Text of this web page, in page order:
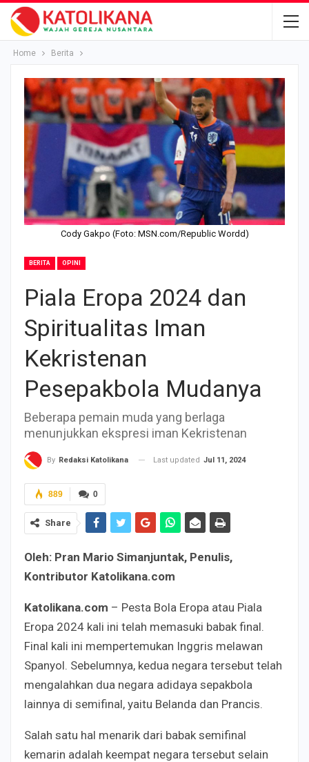
Home Berita
Cody Gakpo (Foto: MSN.com/Republic Wordd)
BERITA OPINI
Piala Eropa 2024 dan
Spiritualitas Iman
Kekristenan
Pesepakbola Mudanya
Beberapa pemain muda yang berlaga
menunjukkan ekspresi iman Kekristenan
By Redaksi Katolikana Last updated Jul 11, 2024
0
889
Share
Oleh: Pran Mario Simanjuntak, Penulis,
Kontributor Katolikana.com
Katolikana.com – Pesta Bola Eropa atau Piala
Eropa 2024 kali ini telah memasuki babak final.
Final kali ini mempertemukan Inggris melawan
Spanyol. Sebelumnya, kedua negara tersebut telah
mengalahkan dua negara adidaya sepakbola
lainnya di semifinal, yaitu Belanda dan Prancis.
Salah satu hal menarik dari babak semifinal
kemarin adalah keempat negara tersebut selain